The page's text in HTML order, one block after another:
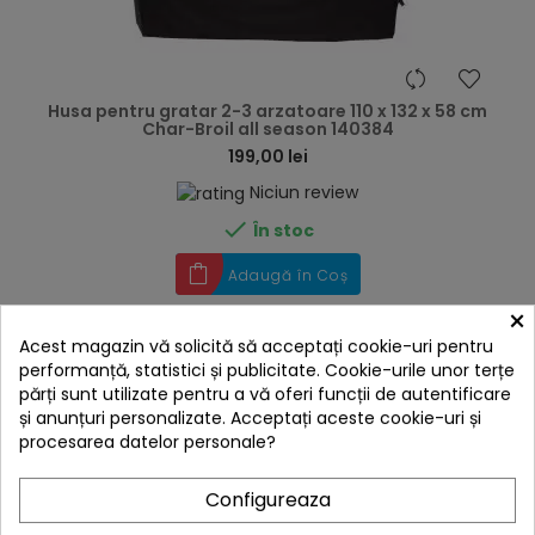
Husa pentru gratar 2-3 arzatoare 110 x 132 x 58 cm
Char-Broil all season 140384
199,00 lei
Niciun review
 În stoc
Adaugă în Coș
×
Acest magazin vă solicită să acceptați cookie-uri pentru
performanță, statistici și publicitate. Cookie-urile unor terțe
părți sunt utilizate pentru a vă oferi funcții de autentificare
și anunțuri personalizate. Acceptați aceste cookie-uri și
procesarea datelor personale?
Configureaza